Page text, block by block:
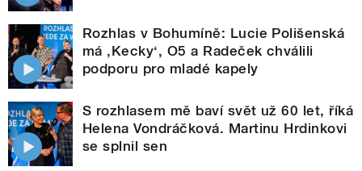
Rozhlas v Bohumíně: Lucie Polišenská
má ‚Kecky‘, O5 a Radeček chválili
podporu pro mladé kapely
S rozhlasem mě baví svět už 60 let, říká
Helena Vondráčková. Martinu Hrdinkovi
se splnil sen